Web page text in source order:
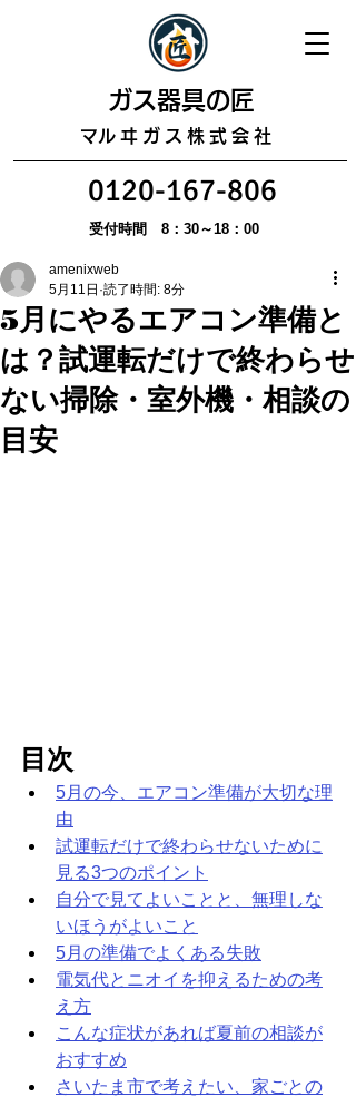
​ガス器具の匠
​マルヰガス株式会社
0120-167-806
受付時間 8：30～18：00
5月にやるエアコン準備と
は？試運転だけで終わらせ
ない掃除・室外機・相談の
目安
amenixweb
5月11日 読了時間: 8分
目次
5月の今、エアコン準備が大切な理
由
試運転だけで終わらせないために
見る3つのポイント
自分で見てよいことと、無理しな
いほうがよいこと
5月の準備でよくある失敗
電気代とニオイを抑えるための考
え方
こんな症状があれば夏前の相談が
おすすめ
さいたま市で考えたい、家ごとの